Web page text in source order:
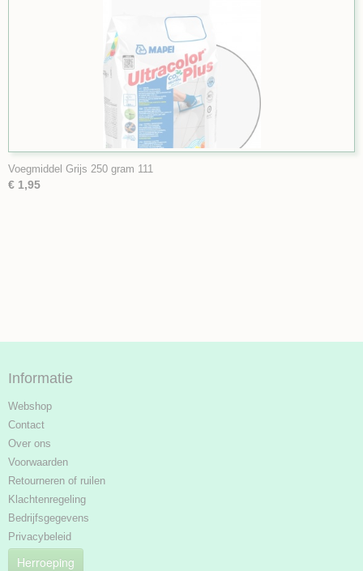
Voegmiddel Grijs 250 gram 111
€ 1,95
Informatie
Webshop
Contact
Over ons
Voorwaarden
Retourneren of ruilen
Klachtenregeling
Bedrijfsgegevens
Privacybeleid
Herroeping